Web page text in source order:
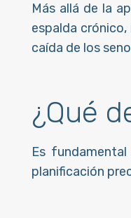
Más allá de la
espalda
caída de los
¿Qué
Es
planificación